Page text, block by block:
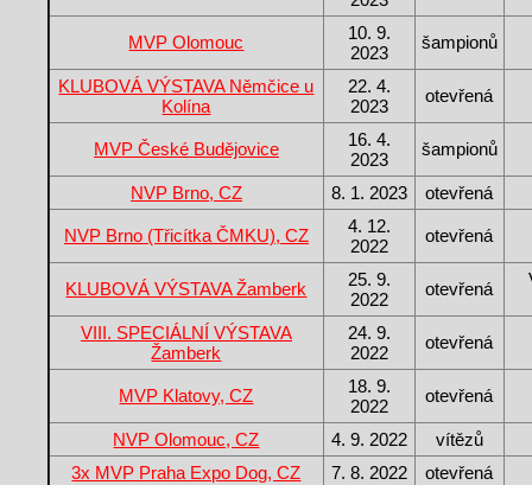
MVP Olomouc
10. 9.
2023
šampionů
KLUBOVÁ VÝSTAVA Němčice u
Kolína
22. 4.
2023
otevřená
MVP České Budějovice
16. 4.
2023
šampionů
NVP Brno, CZ 8. 1. 2023 otevřená
NVP Brno (Třicítka ČMKU), CZ
4. 12.
2022
otevřená
KLUBOVÁ VÝSTAVA Žamberk
25. 9.
2022
otevřená
VIII. SPECIÁLNÍ VÝSTAVA
Žamberk
24. 9.
2022
otevřená
MVP Klatovy, CZ
18. 9.
2022
otevřená
NVP Olomouc, CZ 4. 9. 2022
vítězů
3x MVP Praha Expo Dog, CZ
7. 8. 2022
otevřená